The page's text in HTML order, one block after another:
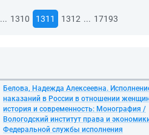
... 1310 1311 1312 ... 17193
Белова, Надежда Алексеевна.
наказаний в России в отношении
история и современность: Монография /
Вологодский институт права и
Федеральной службы исполнения